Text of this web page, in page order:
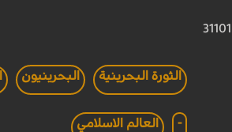
31101
الثورة البحرينية البحرينيون
- العالم الاسلامي